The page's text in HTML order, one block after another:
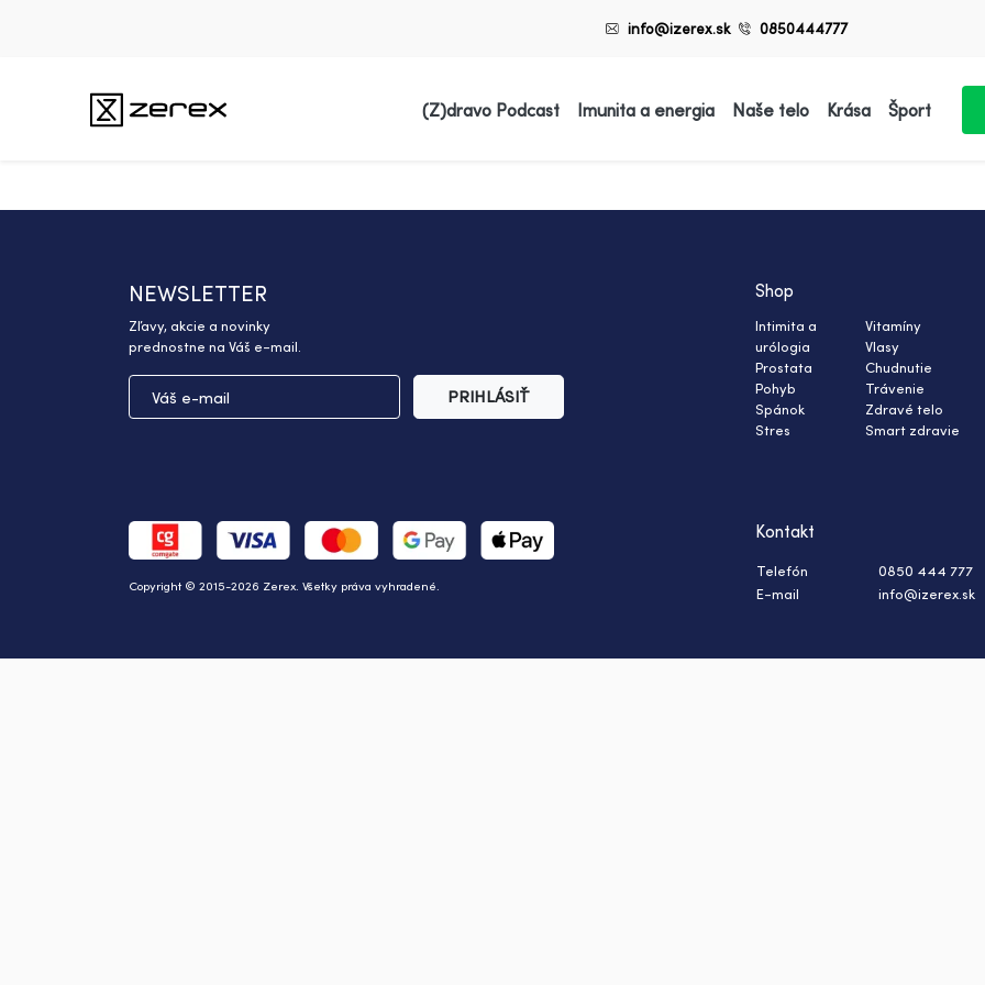
info@izerex.sk 0850444777
(Z)dravo Podcast Imunita a energia Naše telo Krása Šport
NEWSLETTER
Zľavy, akcie a novinky
prednostne na Váš e-mail.
PRIHLÁSIŤ
Shop
Intimita a
urólogia
Prostata
Pohyb
Spánok
Stres
Vitamíny
Vlasy
Chudnutie
Trávenie
Zdravé telo
Smart zdravie
Copyright © 2015-2026 Zerex. Všetky práva vyhradené.
Kontakt
Telefón
0850 444 777
E-mail
info@izerex.sk